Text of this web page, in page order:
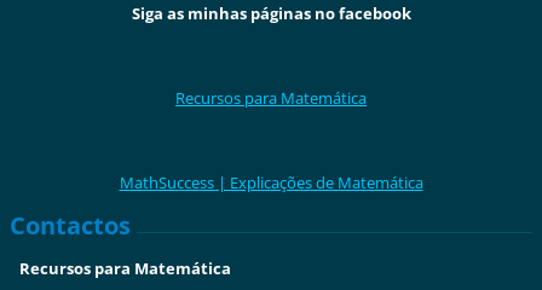
Siga as minhas páginas no facebook
Recursos para Matemática
MathSuccess | Explicações de Matemática
Contactos
Recursos para Matemática